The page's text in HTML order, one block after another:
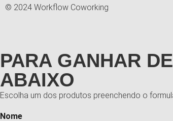
© 2024 Workflow Coworking
PARA GANHAR
ABAIXO
Escolha um dos produtos preenchendo o
Nome